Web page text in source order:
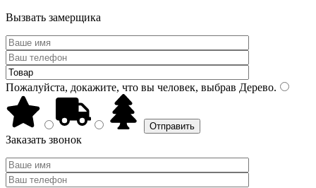
Вызвать замерщика
Пожалуйста, докажите, что вы человек, выбрав Дерево.
Заказать звонок